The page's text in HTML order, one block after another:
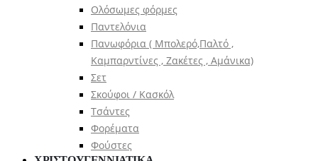
Ολόσωμες φόρμες
Παντελόνια
Πανωφόρια ( Μπολερό,Παλτό ,
Καμπαρντίνες , Ζακέτες , Αμάνικα)
Σετ
Σκούφοι / Κασκόλ
Τσάντες
Φορέματα
Φούστες